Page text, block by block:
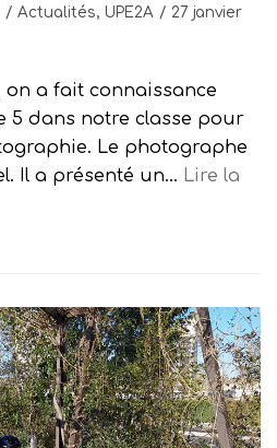
Actualités, UPE2A
27 janvier
on a fait connaissance
5 dans notre classe pour
Le photographe
Il a présenté un… Lire la